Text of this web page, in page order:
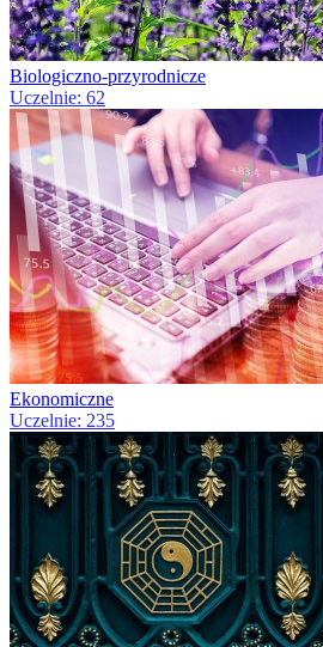
Biologiczno-przyrodnicze
Uczelnie: 62
Ekonomiczne
Uczelnie: 235